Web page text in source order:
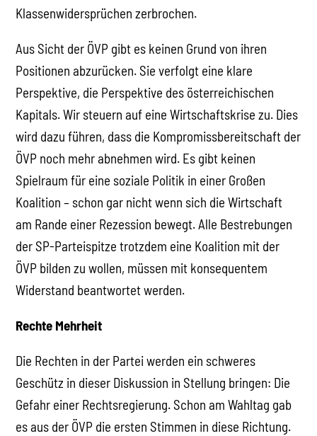
Klassenwidersprüchen zerbrochen.
Aus Sicht der ÖVP gibt es keinen Grund von ihren
Positionen abzurücken. Sie verfolgt eine klare
Perspektive, die Perspektive des österreichischen
Kapitals. Wir steuern auf eine Wirtschaftskrise zu. Dies
wird dazu führen, dass die Kompromissbereitschaft der
ÖVP noch mehr abnehmen wird. Es gibt keinen
Spielraum für eine soziale Politik in einer Großen
Koalition – schon gar nicht wenn sich die Wirtschaft
am Rande einer Rezession bewegt. Alle Bestrebungen
der SP-Parteispitze trotzdem eine Koalition mit der
ÖVP bilden zu wollen, müssen mit konsequentem
Widerstand beantwortet werden.
Rechte Mehrheit
Die Rechten in der Partei werden ein schweres
Geschütz in dieser Diskussion in Stellung bringen: Die
Gefahr einer Rechtsregierung. Schon am Wahltag gab
es aus der ÖVP die ersten Stimmen in diese Richtung.